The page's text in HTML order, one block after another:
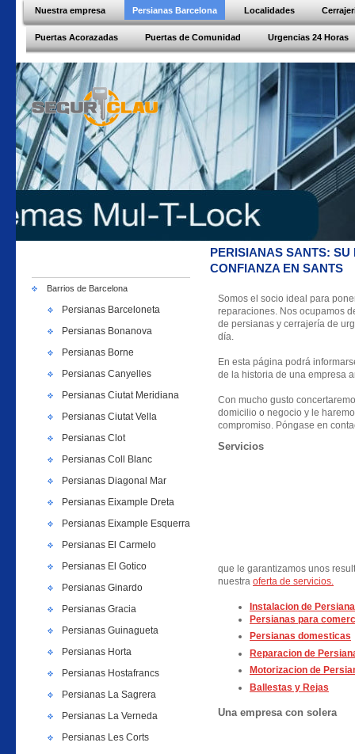
Nuestra empresa Persianas Barcelona Localidades
Puertas Acorazadas Puertas de Comunidad Urgencias 24 Horas
Barrios de Barcelona
Persianas Barceloneta
Persianas Bonanova
Persianas Borne
Persianas Canyelles
Persianas Ciutat Meridiana
Persianas Ciutat Vella
Persianas Clot
Persianas Coll Blanc
Persianas Diagonal Mar
Persianas Eixample Dreta
Persianas Eixample Esquerra
Persianas El Carmelo
Persianas El Gotico
Persianas Ginardo
Persianas Gracia
Persianas Guinagueta
Persianas Horta
Persianas Hostafrancs
Persianas La Sagrera
Persianas La Verneda
Persianas Les Corts
PERISIANAS SANTS:
CONFIANZA EN SANTS
Somos el socio ideal para
reparaciones. Nos ocupamos
de persianas y cerrajería de
día.
En esta página podrá
de la historia de una empresa
Con mucho gusto
domicilio o negocio y le
compromiso. Póngase en
Servicios
que le garantizamos unos
nuestra oferta de servicios.
Instalacion de Persiana
Persianas para
Persianas domesticas
Reparacion de
Motorizacion de
Ballestas y Rejas
Una empresa con solera